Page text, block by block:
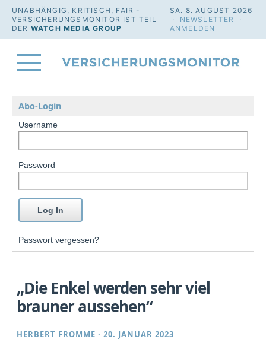
UNABHÄNGIG, KRITISCH, FAIR -
VERSICHERUNGSMONITOR IST TEIL
DER WATCH MEDIA GROUP
SA. 8. AUGUST 2026
· NEWSLETTER
·
ANMELDEN
Abo-Login
Username
Password
Passwort vergessen?
„Die Enkel werden sehr viel
brauner aussehen“
HERBERT FROMME ·20. JANUAR 2023